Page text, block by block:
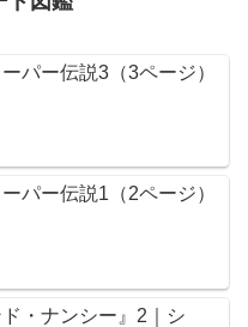
パー伝説3（3ページ）
パー伝説1（2ページ）
ド・ナンシー』2｜シ